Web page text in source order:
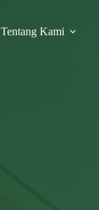
Tentang Kami